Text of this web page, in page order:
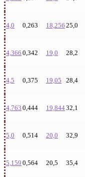
4,0 0,263 18,256 25,0
4,366 0,342 19,0 28,2
4,5 0,375 19,05 28,4
4,763 0,444 19,84432,1
5,0 0,514 20,0 32,9
5,159 0,564 20,5 35,4